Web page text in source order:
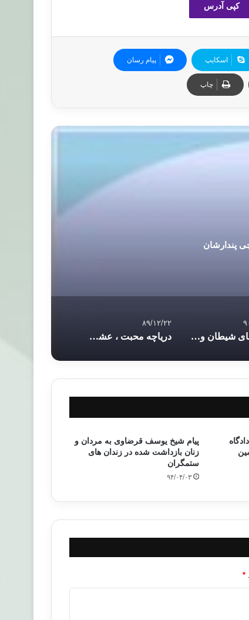
کپی آدرس
اسکایپ پیام رسان
چاپ
پندارشان
ویژگیهای شیطان و شيوه عملكردش (شيطان شناسي)
۸۹/۱۲/۲۲
دریاچه محبت ، عشق خود را اولويت بندي كنيد
پیام شیخ یوسف قرضاوی به مردان و
زنان بازداشت شده در زندان های
ستمگران
۹۴/۰۴/۰۳
*